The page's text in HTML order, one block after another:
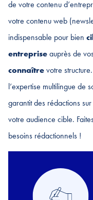
de votre contenu
votre contenu web
indispensable pour bien
entrepriseauprès de
connaîtrevotre structure.
l’expertise multilingue de
garantit des rédactions
votre audience cible.
besoins rédactionnels !